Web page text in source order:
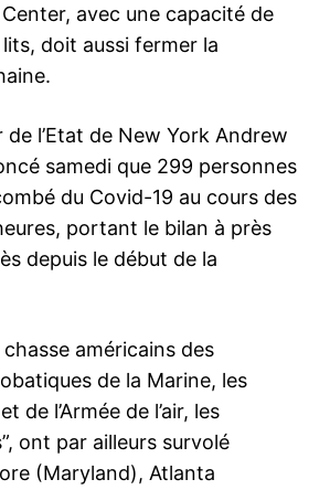
avec une capacité de
doit aussi fermer la
de l’Etat de New York Andrew
samedi que 299 personnes
du Covid-19 au cours des
portant le bilan à près
depuis le début de la
américains des
de la Marine, les
de l’Armée de l’air, les
ont par ailleurs survolé
(Maryland), Atlanta